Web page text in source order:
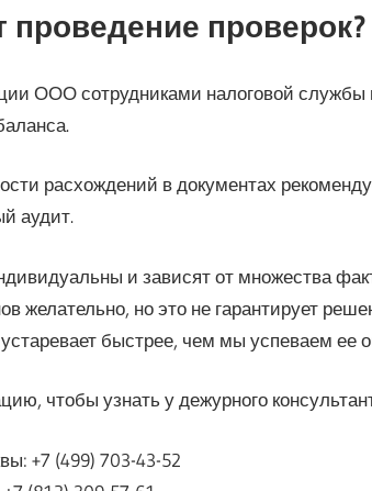
проведение проверок?
ООО сотрудниками налоговой службы
расхождений в документах
аудит.
и зависят от множества
желательно, но это не гарантирует
быстрее, чем мы успеваем ее
чтобы узнать у дежурного
+7 (499) 703-43-52